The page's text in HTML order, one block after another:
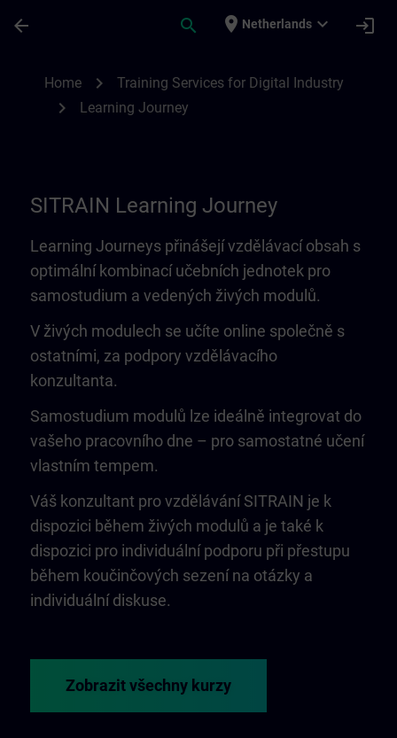
arrow_back search place Netherlands expand_more login
Home chevron_right Training Services for Digital Industry
chevron_right Learning Journey
SITRAIN Learning Journey
Learning Journeys přinášejí vzdělávací obsah s
optimální kombinací učebních jednotek pro
samostudium a vedených živých modulů.
V živých modulech se učíte online společně s
ostatními, za podpory vzdělávacího
konzultanta.
Samostudium modulů lze ideálně integrovat do
vašeho pracovního dne – pro samostatné učení
vlastním tempem.
Váš konzultant pro vzdělávání SITRAIN je k
dispozici během živých modulů a je také k
dispozici pro individuální podporu při přestupu
během koučinčových sezení na otázky a
individuální diskuse.
Zobrazit všechny kurzy